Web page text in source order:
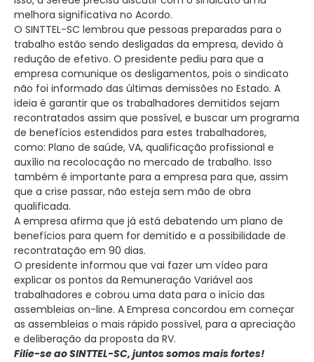
melhora significativa no Acordo.
O SINTTEL-SC lembrou que pessoas preparadas para o
trabalho estão sendo desligadas da empresa, devido à
redução de efetivo. O presidente pediu para que a
empresa comunique os desligamentos, pois o sindicato
não foi informado das últimas demissões no Estado. A
ideia é garantir que os trabalhadores demitidos sejam
recontratados assim que possível, e buscar um programa
de benefícios estendidos para estes trabalhadores,
como: Plano de saúde, VA, qualificação profissional e
auxílio na recolocação no mercado de trabalho. Isso
também é importante para a empresa para que, assim
que a crise passar, não esteja sem mão de obra
qualificada.
A empresa afirma que já está debatendo um plano de
benefícios para quem for demitido e a possibilidade de
recontratação em 90 dias.
O presidente informou que vai fazer um vídeo para
explicar os pontos da Remuneração Variável aos
trabalhadores e cobrou uma data para o início das
assembleias on-line. A Empresa concordou em começar
as assembleias o mais rápido possível, para a apreciação
e deliberação da proposta da RV.
Filie-se ao SINTTEL-SC, juntos somos mais fortes!